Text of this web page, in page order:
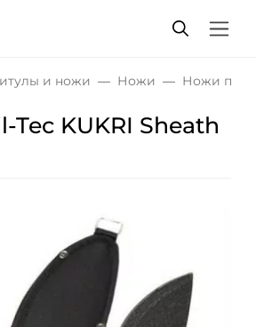
и ножи Ножи Ножи по
Tec KUKRI Sheath